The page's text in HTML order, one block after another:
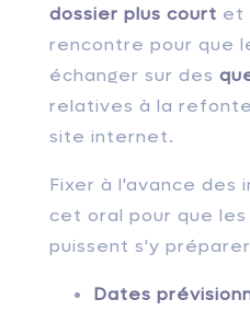
dossier plus court et
rencontre pour que
échanger sur des
relatives à la
site internet.
Fixer à l'avance des
cet oral pour que
puissent s'y
Dates